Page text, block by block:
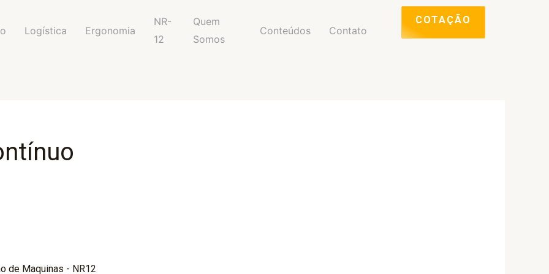
Logística Ergonomia
NR-
12
Quem
Somos
Conteúdos Contato
COTAÇÃO